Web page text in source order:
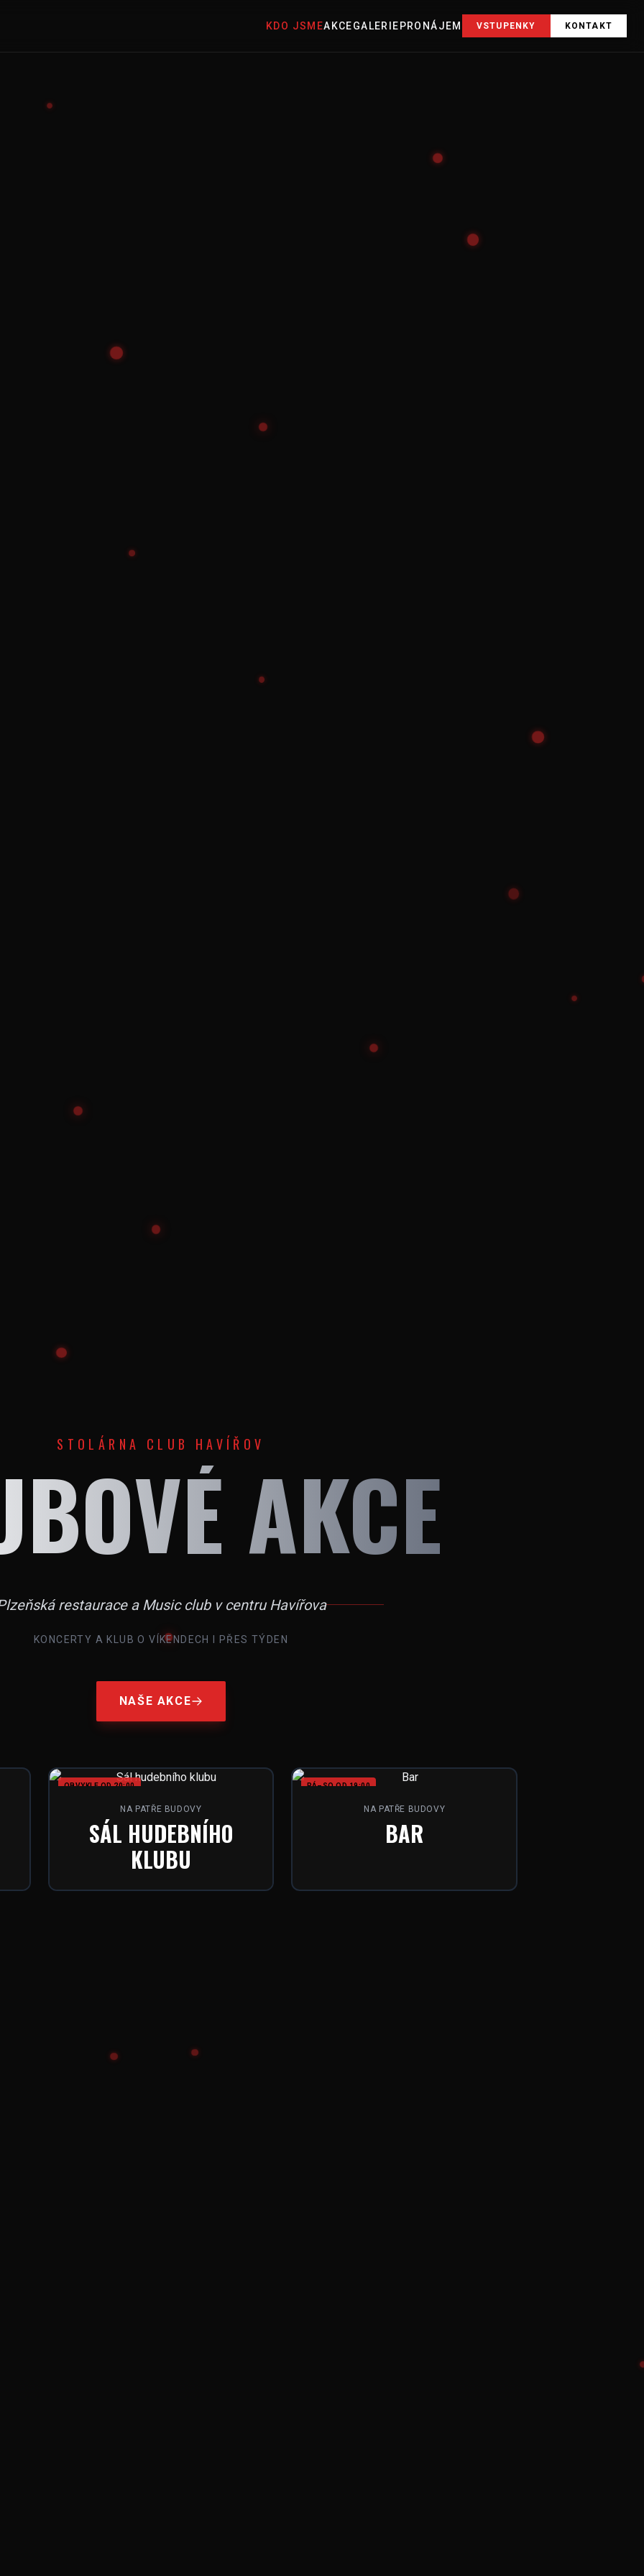
KDO JSMEAKCEGALERIE PRONÁJEM VSTUPENKY KONTAKT
STOLÁRNA CLUB HAVÍŘOVAKCE
restaurace a Music club v centru Havířova
KONCERTY A KLUB O VÍKENDECH I PŘES TÝDEN
NAŠE AKCE
OBVYKLE OD 20:00
NA PATŘE BUDOVY
SÁL HUDEBNÍHO
KLUBU
PÁ–SO OD 19:00
NA PATŘE BUDOVY
BAR